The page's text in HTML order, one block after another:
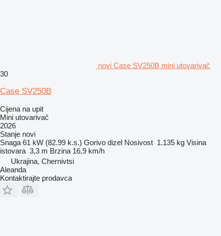
novi Case SV250B mini utovarivač
30
Case SV250B
Cijena na upit
Mini utovarivač
2026
Stanje novi
Snaga 61 kW (82.99 k.s.) Gorivo dizel Nosivost 1.135 kg Visina
istovara 3,3 m Brzina 16,9 km/h
Ukrajina, Chernivtsi
Aleanda
Kontaktirajte prodavca